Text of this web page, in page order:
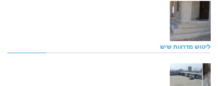
ליטוש מדרגות שיש